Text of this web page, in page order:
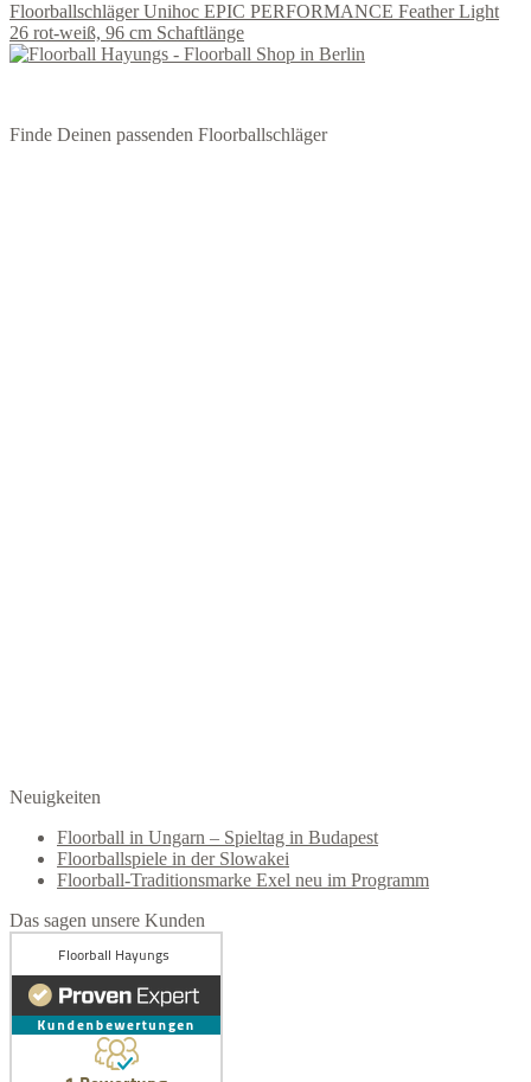
Die
Optionen
können
gewählt
Floorballschläger Unihoc EPIC PERFORMANCE Feather Light
26 rot-weiß, 96 cm Schaftlänge
Finde Deinen passenden Floorballschläger
Neuigkeiten
Floorball in Ungarn – Spieltag in Budapest
Floorballspiele in der Slowakei
Floorball-Traditionsmarke Exel neu im Programm
Das sagen unsere Kunden